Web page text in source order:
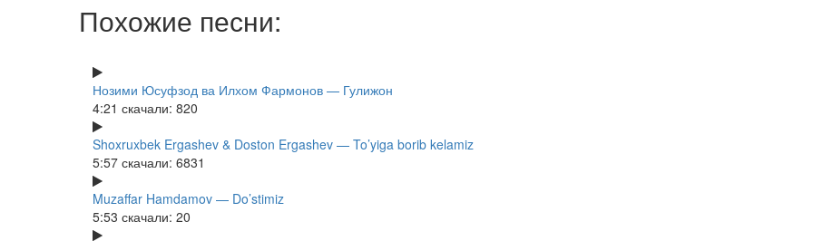
Похожие песни:
Нозими Юсуфзод ва Илхом Фармонов — Гулижон
4:21 скачали: 820
Shoxruxbek Ergashev & Doston Ergashev — To’yiga borib kelamiz
5:57 скачали: 6831
Muzaffar Hamdamov — Do’stimiz
5:53 скачали: 20